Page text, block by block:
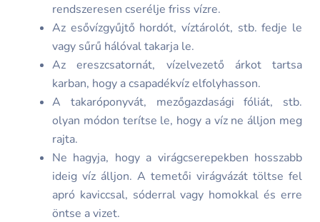
rendszeresen cserélje friss vízre.
Az esővízgyűjtő hordót, víztárolót, stb. fedje le
vagy sűrű hálóval takarja le.
Az ereszcsatornát, vízelvezető árkot tartsa
karban, hogy a csapadékvíz elfolyhasson.
A takaróponyvát, mezőgazdasági fóliát, stb.
olyan módon terítse le, hogy a víz ne álljon meg
rajta.
Ne hagyja, hogy a virágcserepekben hosszabb
ideig víz álljon. A temetői virágvázát töltse fel
apró kaviccsal, sóderral vagy homokkal és erre
öntse a vizet.